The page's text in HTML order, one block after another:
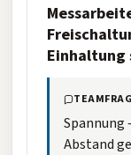
Einhaltung
Spannung
Abstand